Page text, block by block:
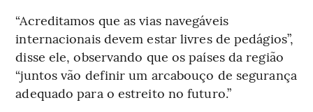
“Acreditamos que as vias navegáveis
internacionais devem estar livres de pedágios”,
disse ele, observando que os países da região
“juntos vão definir um arcabouço de segurança
adequado para o estreito no futuro.”